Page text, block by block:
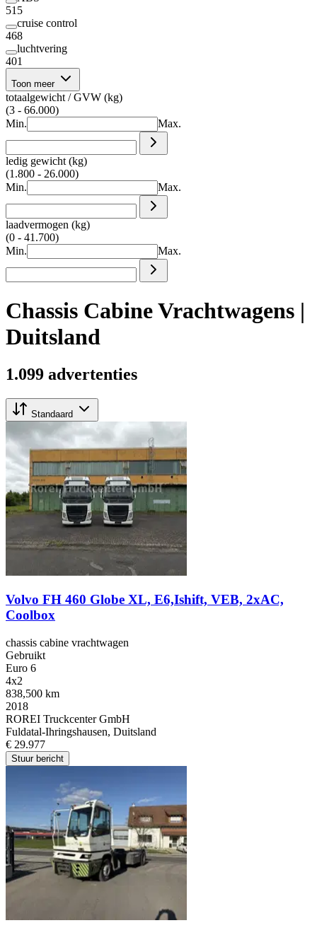
515
cruise control
468
luchtvering
401
Toon meer
totaalgewicht / GVW (kg)
(3 - 66.000)
Min.
Max.
ledig gewicht (kg)
(1.800 - 26.000)
Min.
Max.
laadvermogen (kg)
(0 - 41.700)
Min.
Max.
Chassis Cabine Vrachtwagens |
Duitsland
1.099 advertenties
Standaard
Volvo FH 460 Globe XL, E6,Ishift, VEB, 2xAC,
Coolbox
chassis cabine vrachtwagen
Gebruikt
Euro 6
4x2
838,500 km
2018
ROREI Truckcenter GmbH
Fuldatal-Ihringshausen, Duitsland
€ 29.977
Stuur bericht